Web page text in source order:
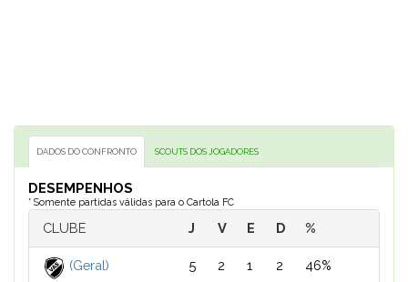
DADOS DO CONFRONTO SCOUTS DOS JOGADORES
DESEMPENHOS
* Somente partidas válidas para o Cartola FC
CLUBE J V E D %
(Geral) 5 2 1 2 46%